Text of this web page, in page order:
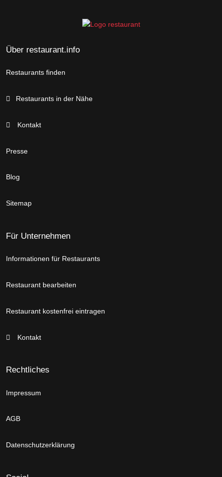
Über restaurant.info
Restaurants finden
Restaurants in der Nähe
Kontakt
Presse
Blog
Sitemap
Für Unternehmen
Informationen für Restaurants
Restaurant bearbeiten
Restaurant kostenfrei eintragen
Kontakt
Rechtliches
Impressum
AGB
Datenschutzerklärung